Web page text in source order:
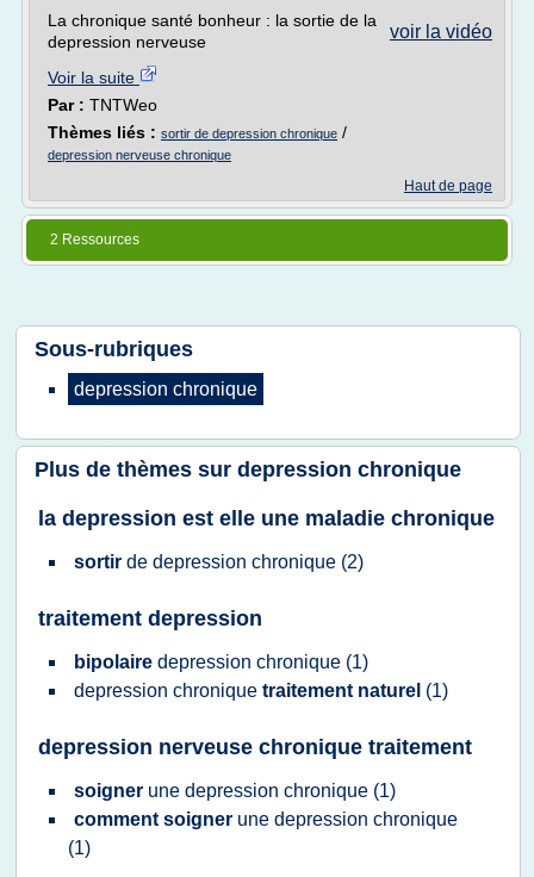
voir la vidéo
La chronique santé bonheur : la sortie de la
depression nerveuse
Voir la suite
Par : TNTWeo
Thèmes liés : sortir de depression chronique /
depression nerveuse chronique
Haut de page
2 Ressources
Sous-rubriques
depression chronique
Plus de thèmes sur depression chronique
la depression est elle une maladie chronique
sortir de depression chronique (2)
traitement depression
bipolaire depression chronique (1)
depression chronique traitement naturel (1)
depression nerveuse chronique traitement
soigner une depression chronique (1)
comment soigner une depression chronique
(1)